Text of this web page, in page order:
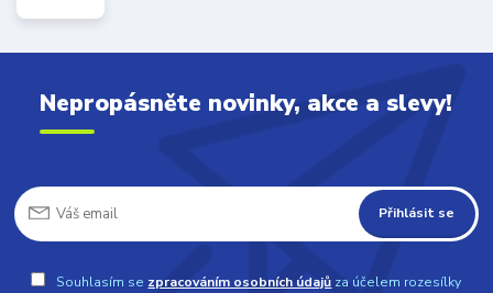
Nepropásněte novinky, akce a slevy!
Přihlásit se
Souhlasím se zpracováním osobních údajů za účelem rozesílky